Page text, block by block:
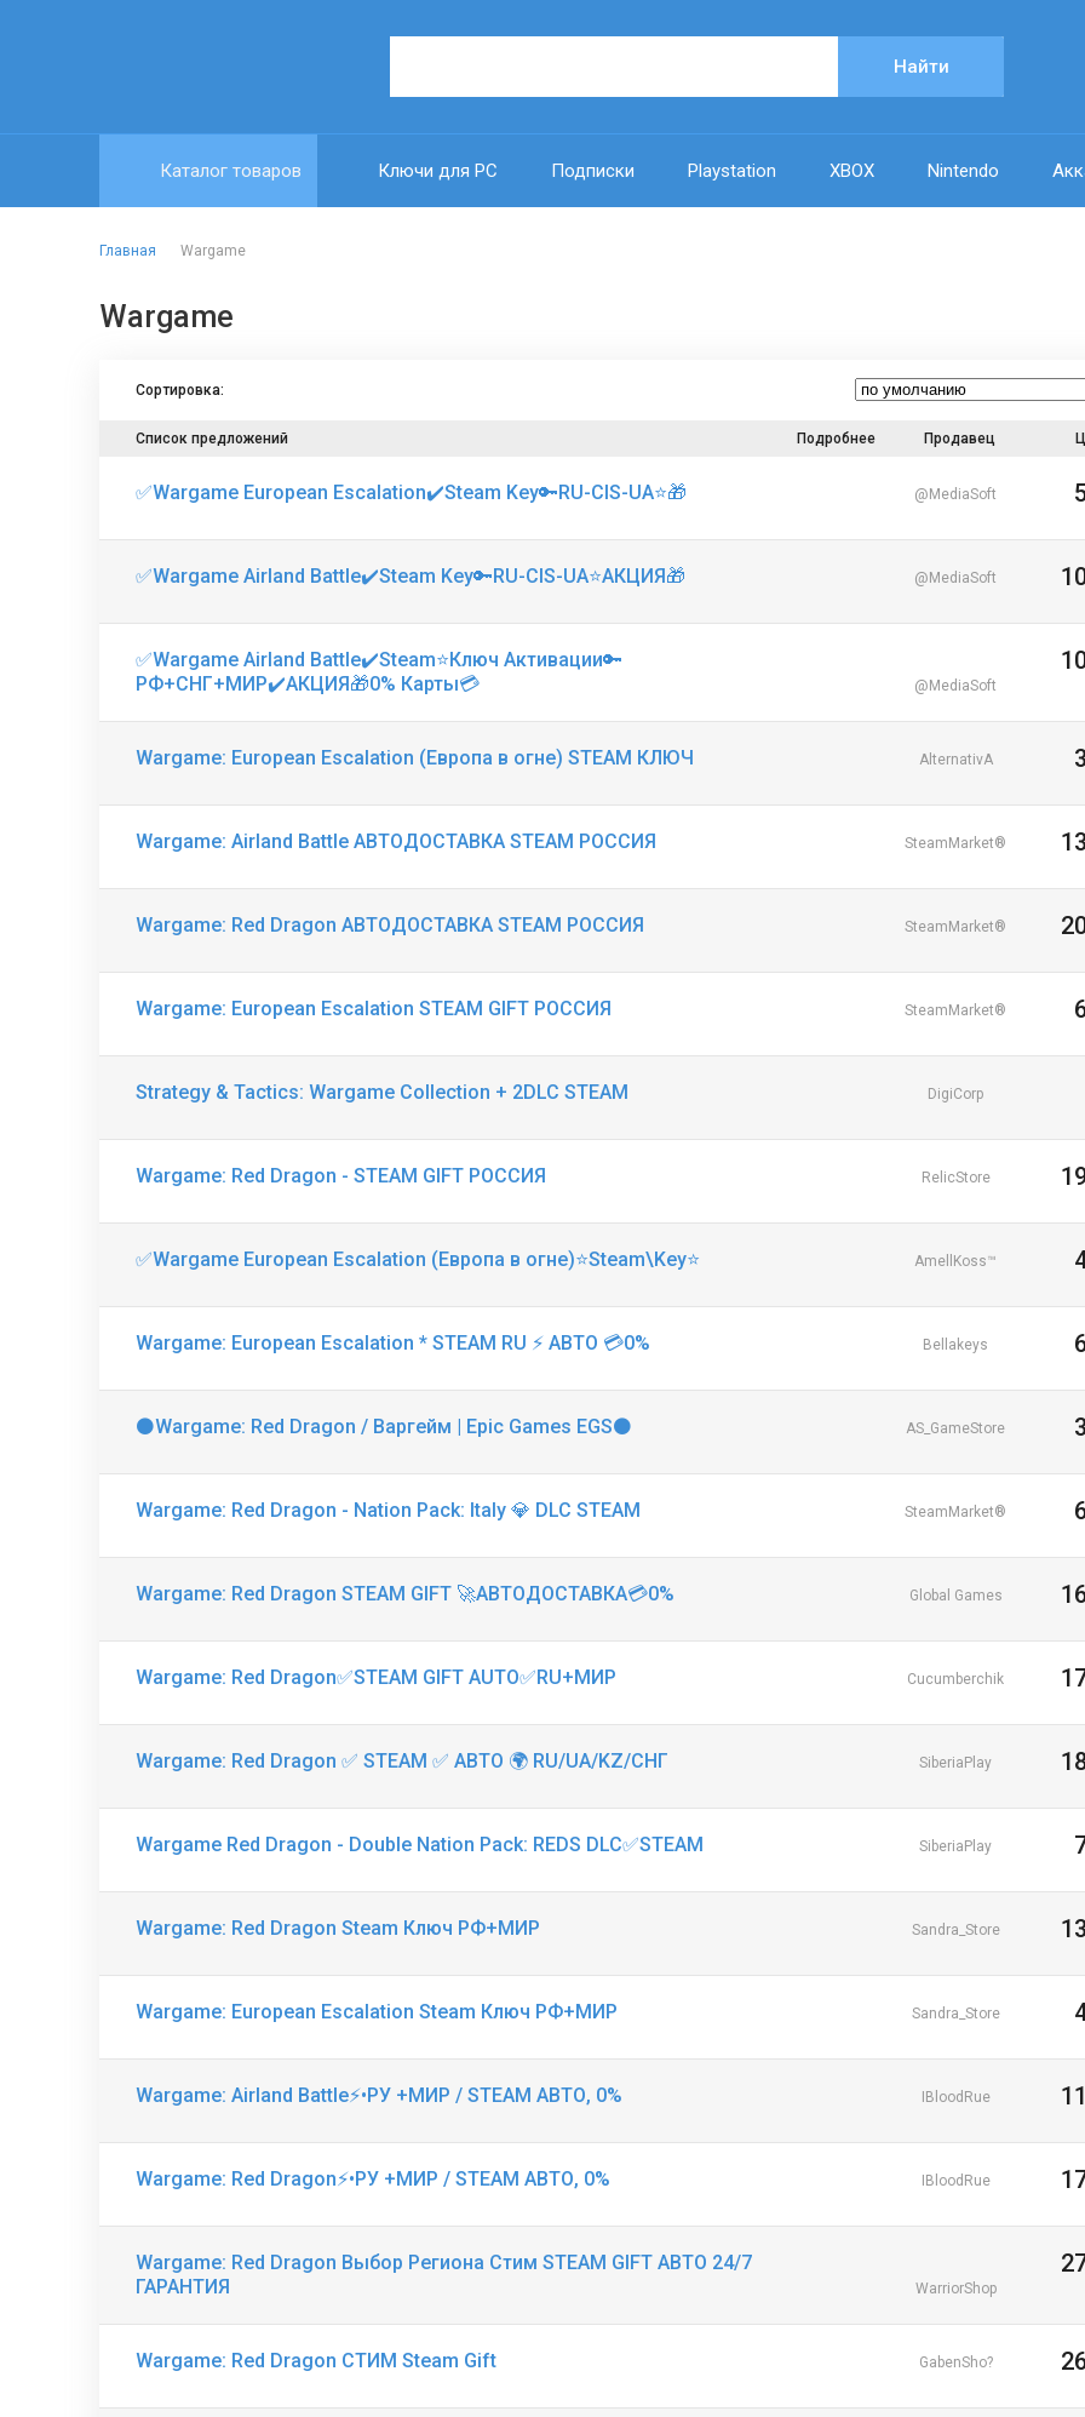
Найти
Каталог товаров Ключи для PC Подписки Playstation XBOX Nintendo
Главная Wargame
Wargame
Сортировка:
Список предложений Подробнее Продавец
✅Wargame European Escalation✔️Steam Key🔑RU-CIS-UA⭐🎁 @MediaSoft
✅Wargame Airland Battle✔️Steam Key🔑RU-CIS-UA⭐АКЦИЯ🎁 @MediaSoft
✅Wargame Airland Battle✔️Steam⭐Ключ Активации🔑
РФ+СНГ+МИР✔️АКЦИЯ🎁0% Карты💳
@MediaSoft
Wargame: European Escalation (Европа в огне) STEAM КЛЮЧ AlternativA
Wargame: Airland Battle АВТОДОСТАВКА STEAM РОССИЯ SteamMarket®
Wargame: Red Dragon АВТОДОСТАВКА STEAM РОССИЯ SteamMarket®
Wargame: European Escalation STEAM GIFT РОССИЯ SteamMarket®
Strategy & Tactics: Wargame Collection + 2DLC STEAM DigiCorp
Wargame: Red Dragon - STEAM GIFT РОССИЯ RelicStore
✅Wargame European Escalation (Европа в огне)⭐Steam\Key⭐ AmellKoss™
Wargame: European Escalation * STEAM RU ⚡ АВТО 💳0% Bellakeys
⚫️Wargame: Red Dragon / Варгейм | Epic Games EGS⚫️ AS_GameStore
Wargame: Red Dragon - Nation Pack: Italy 💎 DLC STEAM SteamMarket®
Wargame: Red Dragon STEAM GIFT 🚀АВТОДОСТАВКА💳0% Global Games
Wargame: Red Dragon✅STEAM GIFT AUTO✅RU+МИР Cucumberchik
Wargame: Red Dragon ✅ STEAM ✅ АВТО 🌍 RU/UA/KZ/СНГ SiberiaPlay
Wargame Red Dragon - Double Nation Pack: REDS DLC✅STEAM SiberiaPlay
Wargame: Red Dragon Steam Ключ РФ+МИР Sandra_Store
Wargame: European Escalation Steam Ключ РФ+МИР Sandra_Store
Wargame: Airland Battle⚡️•РУ +МИР / STEAM АВТО, 0% IBloodRue
Wargame: Red Dragon⚡️•РУ +МИР / STEAM АВТО, 0% IBloodRue
Wargame: Red Dragon Выбор Региона Стим STEAM GIFT АВТО 24/7
ГАРАНТИЯ
WarriorShop
Wargame: Red Dragon СТИМ Steam Gift GabenSho?